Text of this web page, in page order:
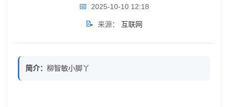
📅 2025-10-10 12:18
📝 来源： 互联网
简介： 柳智敏小脚丫